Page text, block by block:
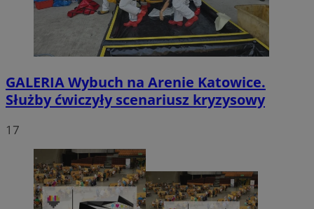
GALERIAWybuch na Arenie Katowice.
Służby ćwiczyły scenariusz kryzysowy
17